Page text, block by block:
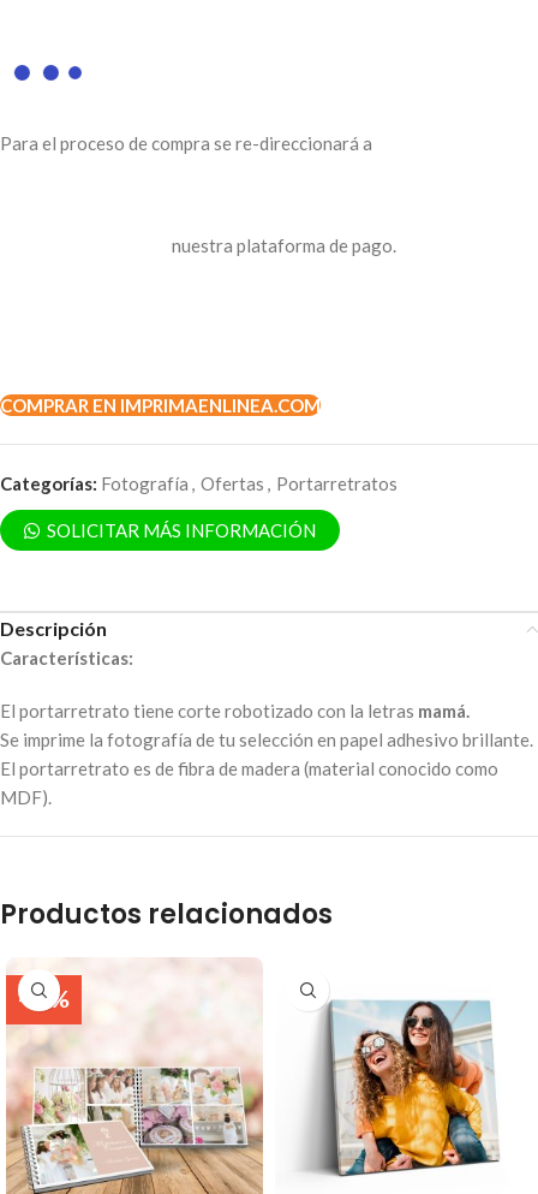
Para el proceso de compra se re-direccionará a
nuestra plataforma de pago.
COMPRAR EN IMPRIMAENLINEA.COM
Categorías: Fotografía , Ofertas , Portarretratos
SOLICITAR MÁS INFORMACIÓN
Descripción
Características:
El portarretrato tiene corte robotizado con la letras mamá.
Se imprime la fotografía de tu selección en papel adhesivo brillante.
El portarretrato es de fibra de madera (material conocido como
MDF).
Productos relacionados
-33%